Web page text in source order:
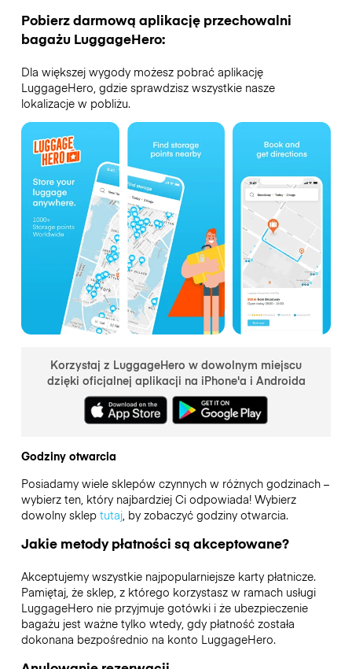
Pobierz darmową aplikację przechowalni
bagażu LuggageHero:
Dla większej wygody możesz pobrać aplikację
LuggageHero, gdzie sprawdzisz wszystkie nasze
lokalizacje w pobliżu.
Korzystaj z LuggageHero w dowolnym miejscu
dzięki oficjalnej aplikacji na iPhone'a i Androida
Godziny otwarcia
Posiadamy wiele sklepów czynnych w różnych godzinach –
wybierz ten, który najbardziej Ci odpowiada! Wybierz
dowolny sklep tutaj, by zobaczyć godziny otwarcia.
Jakie metody płatności są akceptowane?
Akceptujemy wszystkie najpopularniejsze karty płatnicze.
Pamiętaj, że sklep, z którego korzystasz w ramach usługi
LuggageHero nie przyjmuje gotówki i że ubezpieczenie
bagażu jest ważne tylko wtedy, gdy płatność została
dokonana bezpośrednio na konto LuggageHero.